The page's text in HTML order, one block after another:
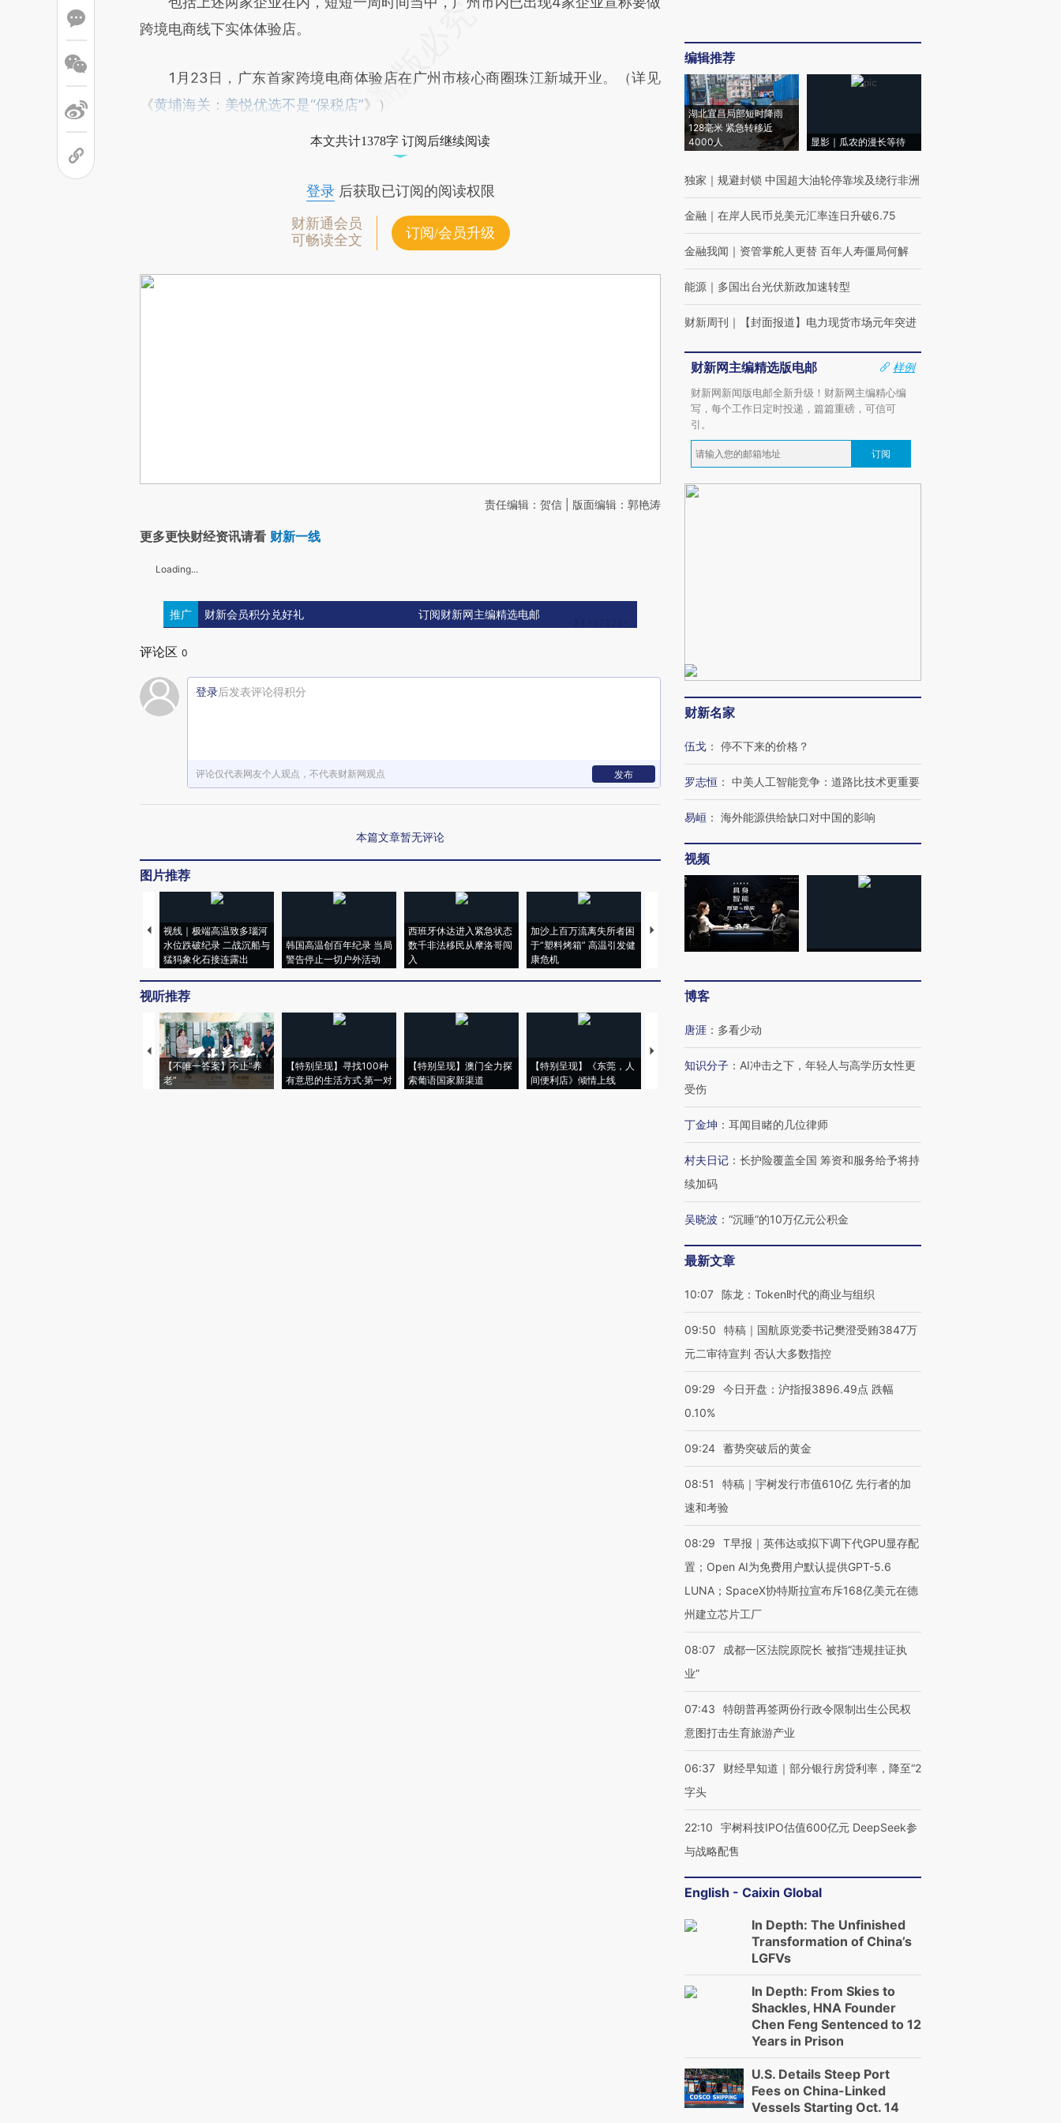
跨境电商线下实体体验店。
1月23日，广东首家跨境电商体验店在广州市核心商圈珠江新城开业。（详见
《黄埔海关：美悦优选不是“保税店”》）
本文共计1378字 订阅后继续阅读
登录后获取已订阅的阅读权限
财新通会员
可畅读全文
订阅/会员升级
责任编辑：贺信 | 版面编辑：郭艳涛
更多更快财经资讯请看 财新一线
Loading...
推广 财新会员积分兑好礼 订阅财新网主编精选电邮
评论区 0
登录后发表评论得积分
评论仅代表网友个人观点，不代表财新网观点 发布
本篇文章暂无评论
图片推荐
视线｜极端高温致多瑙河
水位跌破纪录 二战沉船与
猛犸象化石接连露出
韩国高温创百年纪录 当局
警告停止一切户外活动
西班牙休达进入紧急状态
数千非法移民从摩洛哥闯
入
加沙上百万流离失所者困
于“塑料烤箱” 高温引发健
康危机
视线｜HYROX的吸金
术：是什么让中产们甘
马航飞行员跨国走私7万
粒摇头丸 尿检体内含3种
视听推荐
【不唯一答案】不止“养
老”
【特别呈现】寻找100种
有意思的生活方式·第一对
【特别呈现】澳门全力探
索葡语国家新渠道
【特别呈现】《东莞，人
间便利店》倾情上线
【推广】走进第四届链博
会，让数智科技“链”接产
【特别呈现】寻找100种
【商旅对话】华住集团
CFO：不靠规模取胜，华
编辑推荐
湖北宜昌局部短时降雨
128毫米 紧急转移近
4000人
显影｜瓜农的漫长等待
独家 ｜ 规避封锁 中国超大油轮停靠埃及绕行非洲
金融 ｜ 在岸人民币兑美元汇率连日升破6.75
金融我闻 ｜ 资管掌舵人更替 百年人寿僵局何解
能源 ｜ 多国出台光伏新政加速转型
财新周刊 ｜ 【封面报道】电力现货市场元年突进
财新网主编精选版电邮
样例
财新网新闻版电邮全新升级！财新网主编精心编
写，每个工作日定时投递，篇篇重磅，可信可
引。
订阅
财新名家
伍戈 ： 停不下来的价格？
罗志恒 ： 中美人工智能竞争：道路比技术更重要
易峘 ： 海外能源供给缺口对中国的影响
视频
博客
唐涯 ： 多看少动
知识分子 ： AI冲击之下，年轻人与高学历女性更
受伤
丁金坤 ： 耳闻目睹的几位律师
村夫日记 ： 长护险覆盖全国 筹资和服务给予将持
续加码
吴晓波 ： “沉睡”的10万亿元公积金
最新文章
10:07 陈龙：Token时代的商业与组织
09:50
特稿｜国航原党委书记樊澄受贿3847万
元二审待宣判 否认大多数指控
09:29
今日开盘：沪指报3896.49点 跌幅
0.10%
09:24 蓄势突破后的黄金
08:51
特稿｜宇树发行市值610亿 先行者的加
速和考验
08:29
T早报｜英伟达或拟下调下代GPU显存配
置；Open AI为免费用户默认提供GPT-5.6
LUNA；SpaceX协特斯拉宣布斥168亿美元在德
州建立芯片工厂
08:07
成都一区法院原院长 被指“违规挂证执
业”
07:43
特朗普再签两份行政令限制出生公民权
意图打击生育旅游产业
06:37
财经早知道｜部分银行房贷利率，降至“2
字头
22:10
宇树科技IPO估值600亿元 DeepSeek参
与战略配售
English - Caixin Global
In Depth: The Unfinished
Transformation of China’s
LGFVs
In Depth: From Skies to
Shackles, HNA Founder
Chen Feng Sentenced to 12
Years in Prison
U.S. Details Steep Port
Fees on China-Linked
Vessels Starting Oct. 14